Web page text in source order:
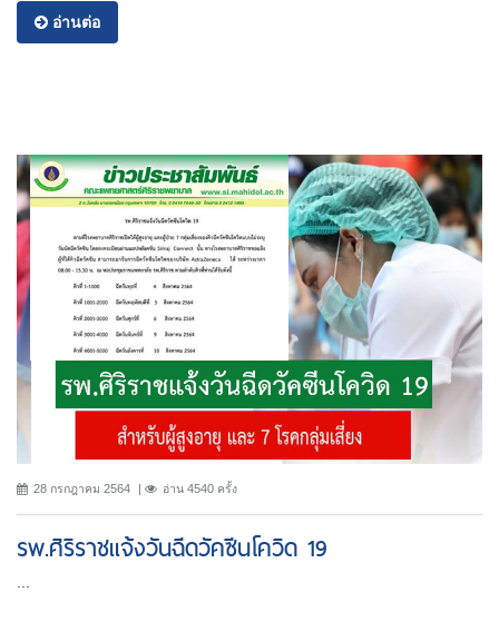
อ่านต่อ
28 กรกฎาคม 2564 อ่าน 4540 ครั้ง
รพ.ศิริราชแจ้งวันฉีดวัคซีนโควิด 19
...